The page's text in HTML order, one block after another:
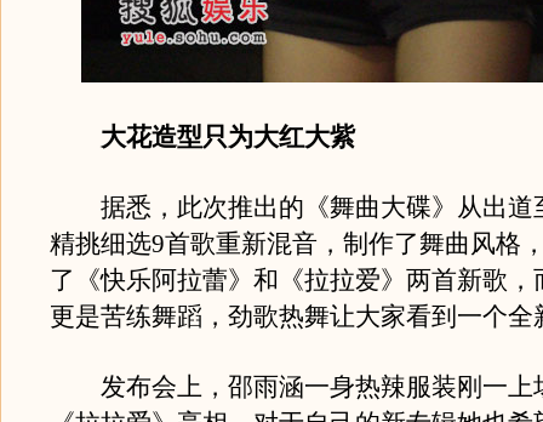
大花造型只为大红大紫
据悉，此次推出的《舞曲大碟》从出道
精挑细选9首歌重新混音，制作了舞曲风格
了《快乐阿拉蕾》和《拉拉爱》两首新歌，
更是苦练舞蹈，劲歌热舞让大家看到一个全
发布会上，邵雨涵一身热辣服装刚一上